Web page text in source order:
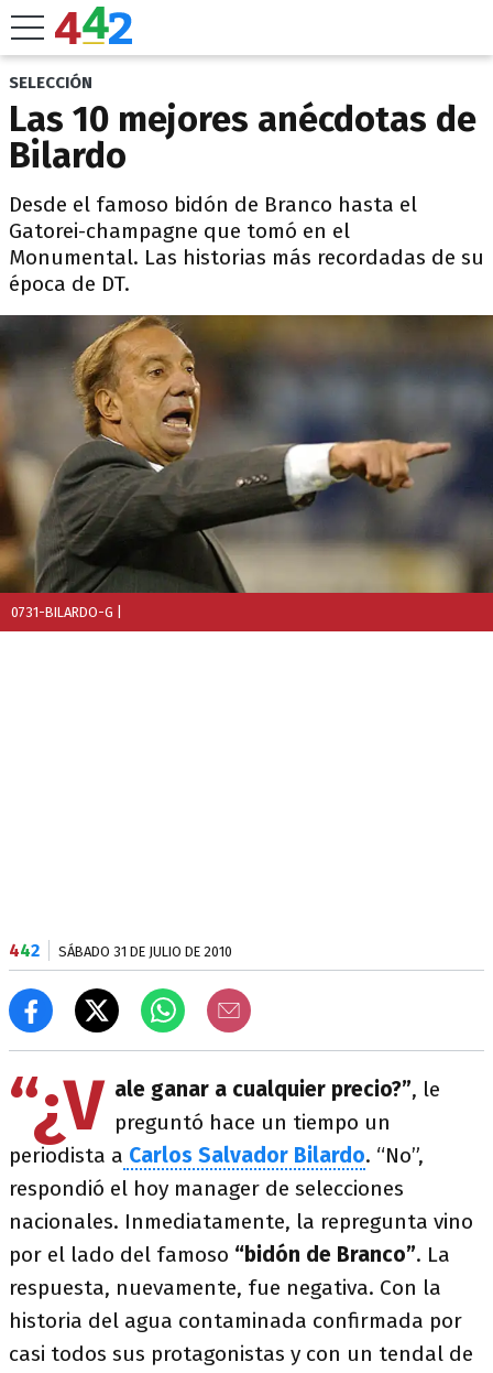
SELECCIÓN
Las 10 mejores anécdotas de
Bilardo
Desde el famoso bidón de Branco hasta el
Gatorei-champagne que tomó en el
Monumental. Las historias más recordadas de su
época de DT.
0731-BILARDO-G
442 SÁBADO 31 DE JULIO DE 2010
“¿V ale ganar a cualquier precio?”, le
preguntó hace un tiempo un
periodista a Carlos Salvador Bilardo. “No”,
respondió el hoy manager de selecciones
nacionales. Inmediatamente, la repregunta vino
por el lado del famoso “bidón de Branco”. La
respuesta, nuevamente, fue negativa. Con la
historia del agua contaminada confirmada por
casi todos sus protagonistas y con un tendal de